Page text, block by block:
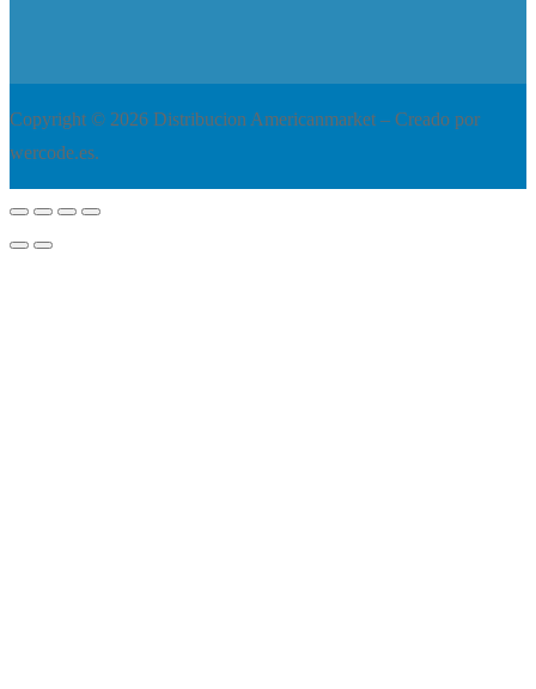
Copyright © 2026 Distribucion Americanmarket – Creado por
wercode.es.